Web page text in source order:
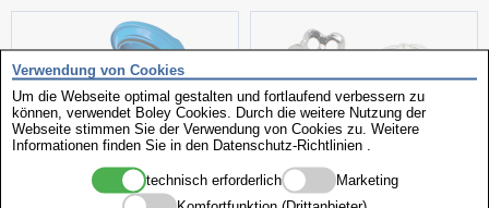
Beizgerät Perlschalen
Verwendung von Cookies
Um die Webseite optimal gestalten und fortlaufend verbessern zu
können, verwendet Boley Cookies. Durch die weitere Nutzung der
Webseite stimmen Sie der Verwendung von Cookies zu. Weitere
Informationen finden Sie in den Datenschutz-Richtlinien
technisch erforderlich
Marketing